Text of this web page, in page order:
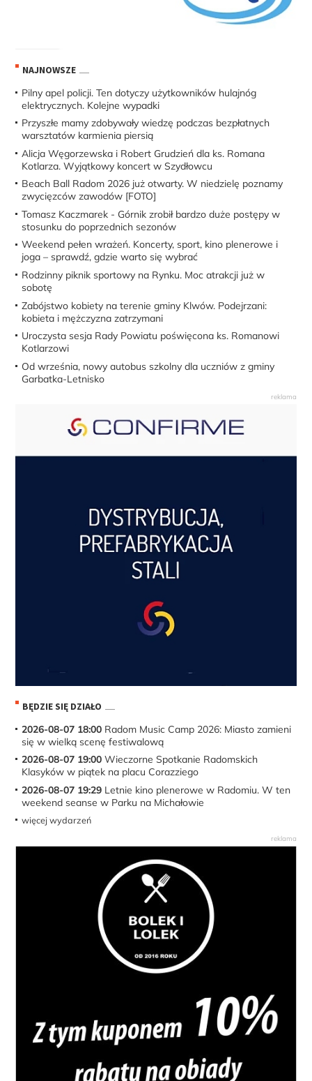
NAJNOWSZE
Pilny apel policji. Ten dotyczy użytkowników hulajnóg
elektrycznych. Kolejne wypadki
Przyszłe mamy zdobywały wiedzę podczas bezpłatnych
warsztatów karmienia piersią
Alicja Węgorzewska i Robert Grudzień dla ks. Romana
Kotlarza. Wyjątkowy koncert w Szydłowcu
Beach Ball Radom 2026 już otwarty. W niedzielę poznamy
zwycięzców zawodów [FOTO]
Tomasz Kaczmarek - Górnik zrobił bardzo duże postępy w
stosunku do poprzednich sezonów
Weekend pełen wrażeń. Koncerty, sport, kino plenerowe i
joga – sprawdź, gdzie warto się wybrać
Rodzinny piknik sportowy na Rynku. Moc atrakcji już w
sobotę
Zabójstwo kobiety na terenie gminy Klwów. Podejrzani:
kobieta i mężczyzna zatrzymani
Uroczysta sesja Rady Powiatu poświęcona ks. Romanowi
Kotlarzowi
Od września, nowy autobus szkolny dla uczniów z gminy
Garbatka-Letnisko
BĘDZIE SIĘ DZIAŁO
2026-08-07 18:00 Radom Music Camp 2026: Miasto zamieni
się w wielką scenę festiwalową
2026-08-07 19:00 Wieczorne Spotkanie Radomskich
Klasyków w piątek na placu Corazziego
2026-08-07 19:29 Letnie kino plenerowe w Radomiu. W ten
weekend seanse w Parku na Michałowie
więcej wydarzeń